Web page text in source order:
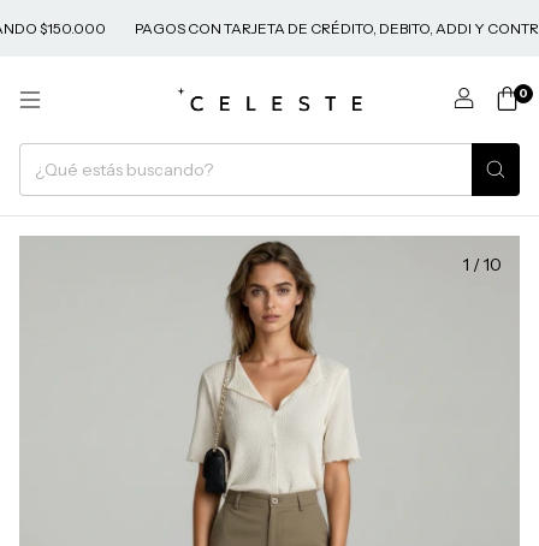
$150.000 PAGOS CON TARJETA DE CRÉDITO, DEBITO, ADDI Y
0
1 /10